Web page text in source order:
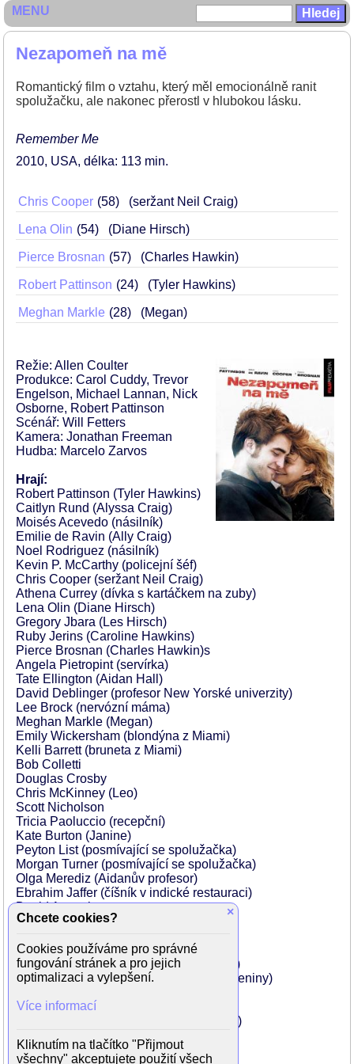
Nezapomeň na mě
Romantický film o vztahu, který měl emocionálně ranit
spolužačku, ale nakonec přerostl v hlubokou lásku.
Remember Me
2010 USA délka: 113 min
Chris Cooper 58 (seržant Neil Craig)
Lena Olin 54 (Diane Hirsch)
Pierce Brosnan 57 (Charles Hawkin)
Robert Pattinson 24 (Tyler Hawkins)
Meghan Markle 28 (Megan)
Režie: Allen Coulter
Produkce: Carol Cuddy, Trevor
Engelson, Michael Lannan, Nick
Osborne, Robert Pattinson
Scénář: Will Fetters
Kamera: Jonathan Freeman
Hudba: Marcelo Zarvos
Hrají:
Robert Pattinson (Tyler Hawkins)
Caitlyn Rund (Alyssa Craig)
Moisés Acevedo (násilník)
Emilie de Ravin (Ally Craig)
Noel Rodriguez (násilník)
Kevin P. McCarthy (policejní šéf)
Chris Cooper (seržant Neil Craig)
Athena Currey (dívka s kartáčkem na zuby)
Lena Olin (Diane Hirsch)
Gregory Jbara (Les Hirsch)
Ruby Jerins (Caroline Hawkins)
Pierce Brosnan (Charles Hawkin)s
Angela Pietropint (servírka)
Tate Ellington (Aidan Hall)
David Deblinger (profesor New Yorské univerzity)
Lee Brock (nervózní máma)
Meghan Markle (Megan)
Emily Wickersham (blondýna z Miami)
Kelli Barrett (bruneta z Miami)
Bob Colletti
Douglas Crosby
Chris McKinney (Leo)
Scott Nicholson
Tricia Paoluccio (recepční)
Kate Burton (Janine)
Peyton List (posmívající se spolužačka)
Morgan Turner (posmívající se spolužačka)
Olga Merediz (Aidanův profesor)
Ebrahim Jaffer (číšník v indické restauraci)
David Anzuelo
Sándor Técsy (taxikář)
Michael Hobbs (číšník)
David Wilson Barnes (obchodní partner)
Jane Harnick (máma dívky slavící narozeniny)
William H. Burns (šafář)
Christopher Clawson (Michael Hawkins)
Ben Hauck (mladý dotazovaný)
MENU
×
Chcete cookies?
Cookies používáme pro správné
fungování stránek a pro jejich
optimalizaci a vylepšení.
Více informací
Kliknutím na tlačítko "Přijmout
všechny" akceptujete použití všech